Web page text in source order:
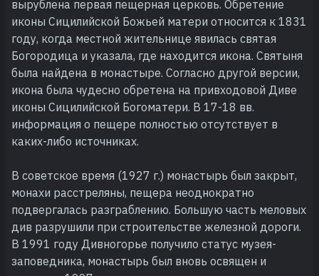
вырублена первая пещерная церковь. Обретение
иконы Сицилийской Божьей матери относится к 1831
году, когда местной жительнице явилась святая
Богородица и указала, где находится икона. Святыня
была найдена в монастыре. Согласно другой версии,
икона была чудесно обретена на привходовой Диве
иконы Сицилийской Богоматери. В 17-18 вв.
информация о пещере полностью отсутствует в
каких-либо источниках.
В советское время (1927 г.) монастырь был закрыт,
монахи расстреляны, пещера неоднократно
подвергалась разграблению. Большую часть меловых
див разрушили при строительстве железной дороги.
В 1991 году Дивногорье получило статус музея-
заповедника, монастырь был вновь освящен и